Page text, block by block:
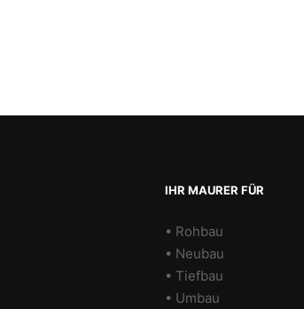
IHR MAURER FÜR
• Rohbau
• Neubau
• Tiefbau
• Umbau